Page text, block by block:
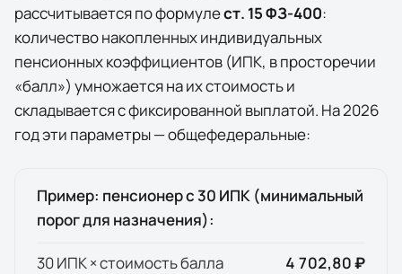
рассчитывается по формулест. 15 ФЗ-400:
количество накопленных индивидуальных
пенсионных коэффициентов (ИПК, в просторечии
«балл») умножается на их стоимость и
складывается с фиксированной выплатой. На2026
год эти параметры — общефедеральные:
Пример: пенсионер с 30 ИПК (минимальный
порог для назначения):
30 ИПК × стоимость балла
4 702,80 ₽